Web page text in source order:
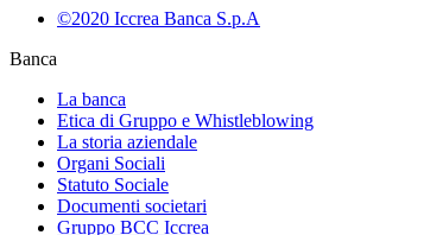
©2020 Iccrea Banca S.p.A
Banca
La banca
Etica di Gruppo e Whistleblowing
La storia aziendale
Organi Sociali
Statuto Sociale
Documenti societari
Gruppo BCC Iccrea